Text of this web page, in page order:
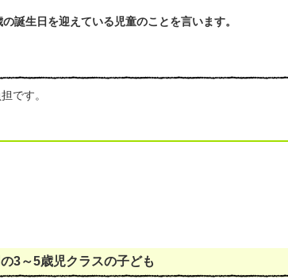
誕生日を迎えている児童のことを言います。
です。
3～5歳児クラスの子ども